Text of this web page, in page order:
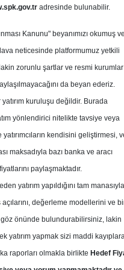
Potansiyeli
11
2026
Fiyat
için
adresinde bulunabilir.
Kanunu" beyanımızı okumuş ve
neticesinde platformumuz yetkili
zorunlu şartlar ve resmi kurumlar
da beyan ederiz.
kuruluşu değildir. Burada
yönlendirici nitelikte tavsiye veya
kendisini geliştirmesi,
maksadıyla bazı banka ve aracı
paylaşmaktadır.
yatırım yapıldığını tam manasıyla
değerleme modellerini ve
önünde bulundurabilirsiniz, lakin
yatırım yapmak sizi maddi
raporları olmakla birlikte Hedef